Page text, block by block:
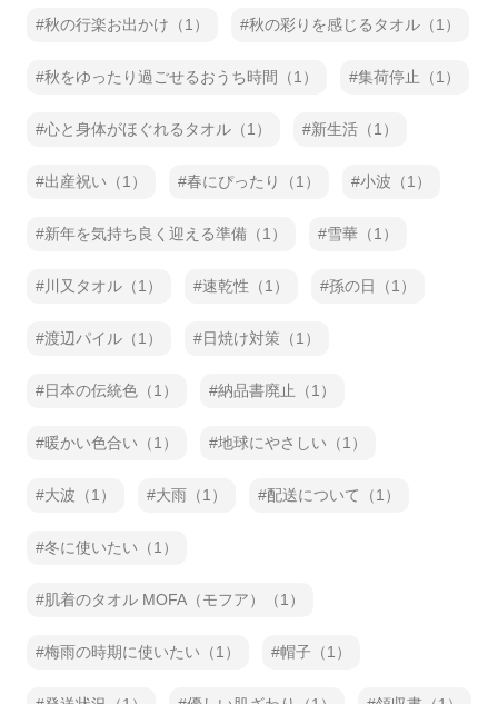
秋の行楽お出かけ（1） 秋の彩りを感じるタオル（1）
秋をゆったり過ごせるおうち時間（1） 集荷停止（1）
心と身体がほぐれるタオル（1） 新生活（1）
出産祝い（1） 春にぴったり（1） 小波（1）
新年を気持ち良く迎える準備（1） 雪華（1）
川又タオル（1） 速乾性（1） 孫の日（1）
渡辺パイル（1） 日焼け対策（1）
日本の伝統色（1） 納品書廃止（1）
暖かい色合い（1） 地球にやさしい（1）
大波（1） 大雨（1） 配送について（1）
冬に使いたい（1）
肌着のタオル MOFA（モフア）（1）
梅雨の時期に使いたい（1） 帽子（1）